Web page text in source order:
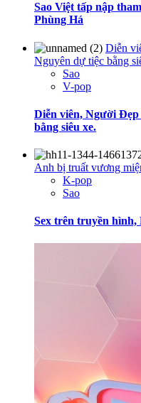
Sao Việt tấp nập
Phùng Há
Diễn
Nguyên dự tiệc bằng
Sao
V-pop
Diễn viên, Người
bằng siêu xe.
Anh bị truất vương
K-pop
Sao
Sex trên truyền